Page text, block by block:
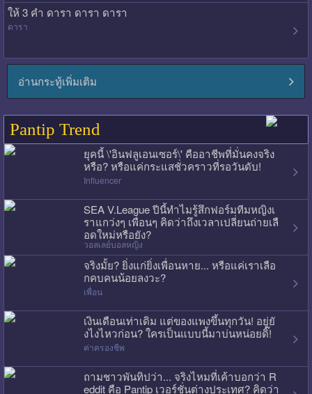
ให้ 3 คำ ดารา ดารา ดารา
ดารา
อ่านกระทู้เพิ่มเติม
Pantip Trend
ยุคนี้ \'อินฟลูเอนเซอร์\' คืออาชีพที่มั่นคงจริง
หรือ? หรือแค่กระแสชั่วคราวที่รอวันดับ!
Influencer
SEA V.League ปีนี้ทำไมรู้สึกฟอร์มทีมหญิงเ
ราแกว่งๆ เพื่อนๆ คิดว่าถึงเวลาเปลี่ยนถ่ายเลื
อดใหม่หรือยัง?
วอลเลย์บอลหญิง
จริงมั้ย? ยิ่งแก่ยิ่งเพื่อนหาย... หรือแค่เราเลือ
กคบคนน้อยลงวะ?
เพื่อน
เงินเดือนเท่าเดิม แต่ของแพงขึ้นทุกวัน! อยู่ยั
งไงไหวก่อน? ใครเป็นแบบนี้มาบ่นหน่อยดิ๊!
ค่าครองชีพ
ถามชาวพันทิปว่า... จริงไหมที่เค้าบอกว่า R
eddit คือ Pantip เวอร์ชั่นต่างประเทศ? คิดว่า